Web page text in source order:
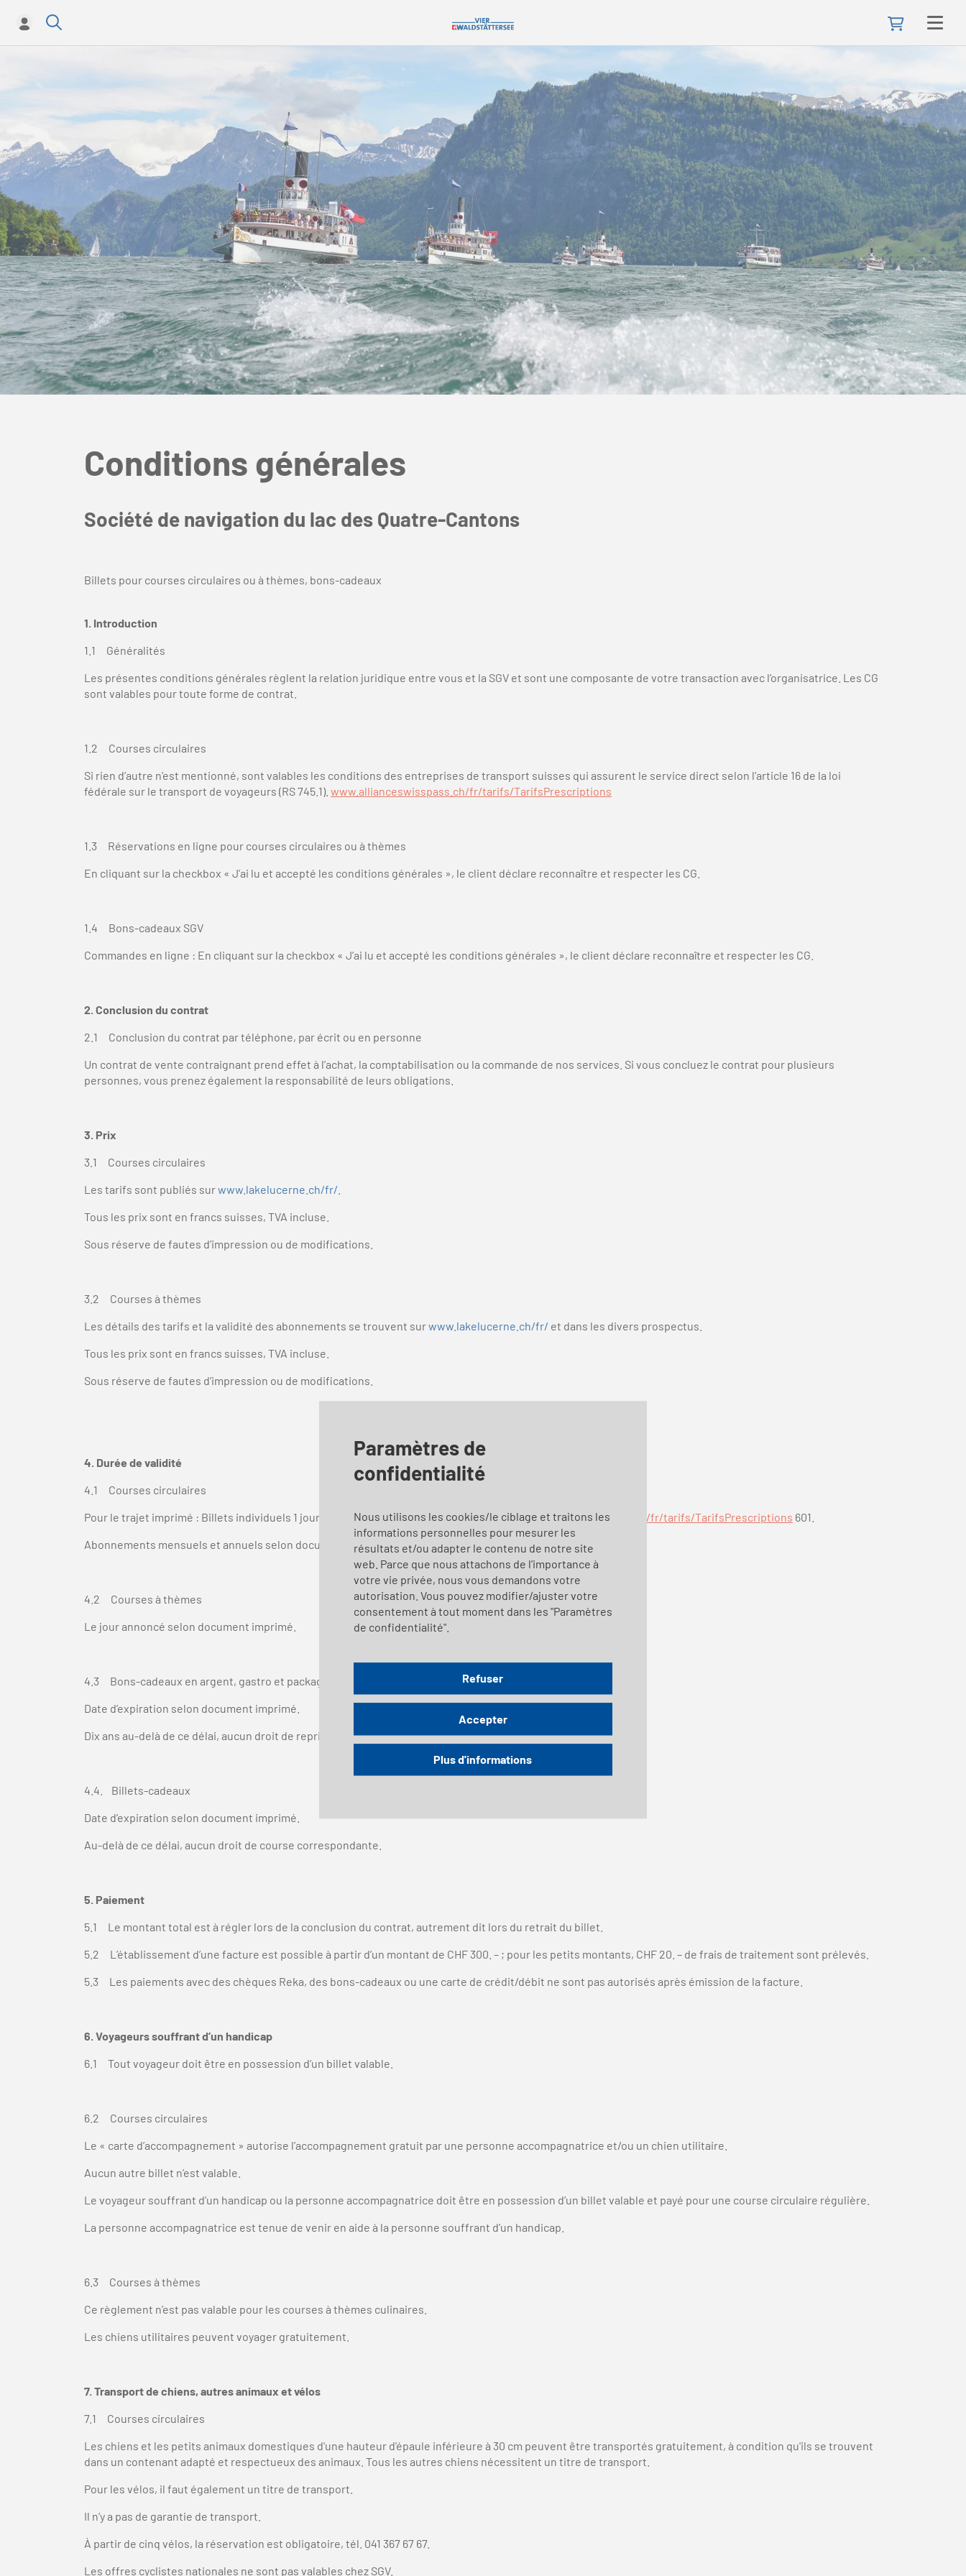
Paramètres de
confidentialité
Nous utilisons les cookies/le ciblage et traitons les
informations personnelles pour mesurer les
résultats et/ou adapter le contenu de notre site
web. Parce que nous attachons de l'importance à
votre vie privée, nous vous demandons votre
autorisation. Vous pouvez modifier/ajuster votre
consentement à tout moment dans les "Paramètres
de confidentialité".
Refuser
Accepter
Plus d'informations
Conditions générales
Société de navigation du lac des Quatre-Cantons
Billets pour courses circulaires ou à thèmes, bons-cadeaux
1. Introduction
1.1 Généralités
Les présentes conditions générales règlent la relation juridique entre vous et la SGV et sont une composante de votre transaction avec l’organisatrice. Les CG
sont valables pour toute forme de contrat.
1.2 Courses circulaires
Si rien d’autre n’est mentionné, sont valables les conditions des entreprises de transport suisses qui assurent le service direct selon l’article 16 de la loi
fédérale sur le transport de voyageurs (RS 745.1). www.allianceswisspass.ch/fr/tarifs/TarifsPrescriptions
1.3 Réservations en ligne pour courses circulaires ou à thèmes
En cliquant sur la checkbox « J’ai lu et accepté les conditions générales », le client déclare reconnaître et respecter les CG.
1.4 Bons-cadeaux SGV
Commandes en ligne : En cliquant sur la checkbox « J’ai lu et accepté les conditions générales », le client déclare reconnaître et respecter les CG.
2. Conclusion du contrat
2.1 Conclusion du contrat par téléphone, par écrit ou en personne
Un contrat de vente contraignant prend effet à l’achat, la comptabilisation ou la commande de nos services. Si vous concluez le contrat pour plusieurs
personnes, vous prenez également la responsabilité de leurs obligations.
3. Prix
3.1 Courses circulaires
Les tarifs sont publiés surwww.lakelucerne.ch/fr/.
Tous les prix sont en francs suisses, TVA incluse.
Sous réserve de fautes d’impression ou de modifications.
3.2 Courses à thèmes
Les détails des tarifs et la validité des abonnements se trouvent surwww.lakelucerne.ch/fr/ et dans les divers prospectus.
Tous les prix sont en francs suisses, TVA incluse.
Sous réserve de fautes d’impression ou de modifications.
4. Durée de validité
4.1 Courses circulaires
Pour le trajet imprimé : Billets individuels 1 journée ; billets de groupes 10 jours selonwww.allianceswisspass.ch/fr/tarifs/TarifsPrescriptions 601.
Abonnements mensuels et annuels selon document imprimé.
4.2 Courses à thèmes
Le jour annoncé selon document imprimé.
4.3 Bons-cadeaux en argent, gastro et package
Date d’expiration selon document imprimé.
Dix ans au-delà de ce délai, aucun droit de reprise du bon-cadeau.
4.4. Billets-cadeaux
Date d’expiration selon document imprimé.
Au-delà de ce délai, aucun droit de course correspondante.
5. Paiement
5.1 Le montant total est à régler lors de la conclusion du contrat, autrement dit lors du retrait du billet.
5.2 L’établissement d’une facture est possible à partir d’un montant de CHF 300. – ; pour les petits montants, CHF 20. – de frais de traitement sont prélevés.
5.3 Les paiements avec des chèques Reka, des bons-cadeaux ou une carte de crédit/débit ne sont pas autorisés après émission de la facture.
6. Voyageurs souffrant d’un handicap
6.1 Tout voyageur doit être en possession d’un billet valable.
6.2 Courses circulaires
Le « carte d’accompagnement » autorise l’accompagnement gratuit par une personne accompagnatrice et/ou un chien utilitaire.
Aucun autre billet n’est valable.
Le voyageur souffrant d’un handicap ou la personne accompagnatrice doit être en possession d’un billet valable et payé pour une course circulaire régulière.
La personne accompagnatrice est tenue de venir en aide à la personne souffrant d’un handicap.
6.3 Courses à thèmes
Ce règlement n’est pas valable pour les courses à thèmes culinaires.
Les chiens utilitaires peuvent voyager gratuitement.
7. Transport de chiens, autres animaux et vélos
7.1 Courses circulaires
Les chiens et les petits animaux domestiques d'une hauteur d'épaule inférieure à 30 cm peuvent être transportés gratuitement, à condition qu'ils se trouvent
dans un contenant adapté et respectueux des animaux. Tous les autres chiens nécessitent un titre de transport.
Pour les vélos, il faut également un titre de transport.
Il n’y a pas de garantie de transport.
À partir de cinq vélos, la réservation est obligatoire, tél. 041 367 67 67.
Les offres cyclistes nationales ne sont pas valables chez SGV.